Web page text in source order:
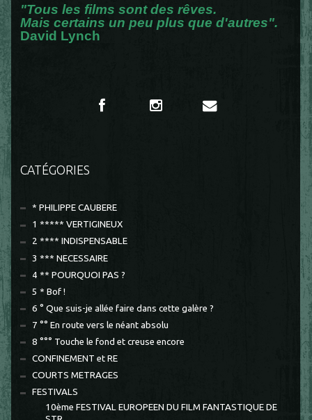
"Tous les films sont des rêves.
Mais certains un peu plus que d'autres".
David Lynch
CATÉGORIES
* PHILIPPE CAUBERE
1 ***** VERTIGINEUX
2 **** INDISPENSABLE
3 *** NECESSAIRE
4 ** POURQUOI PAS ?
5 * Bof !
6 ° Que suis-je allée faire dans cette galère ?
7 °° En route vers le néant absolu
8 °°° Touche le fond et creuse encore
CONFINEMENT et RE
COURTS METRAGES
FESTIVALS
10ème FESTIVAL EUROPEEN DU FILM FANTASTIQUE DE